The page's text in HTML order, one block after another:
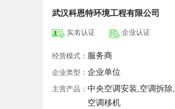
武汉科恩特环境工程有限公司
实名认证 企业认证
经营模式： 服务商
企业类型： 企业单位
主营产品： 中央空调安装,空调拆除,
空调移机